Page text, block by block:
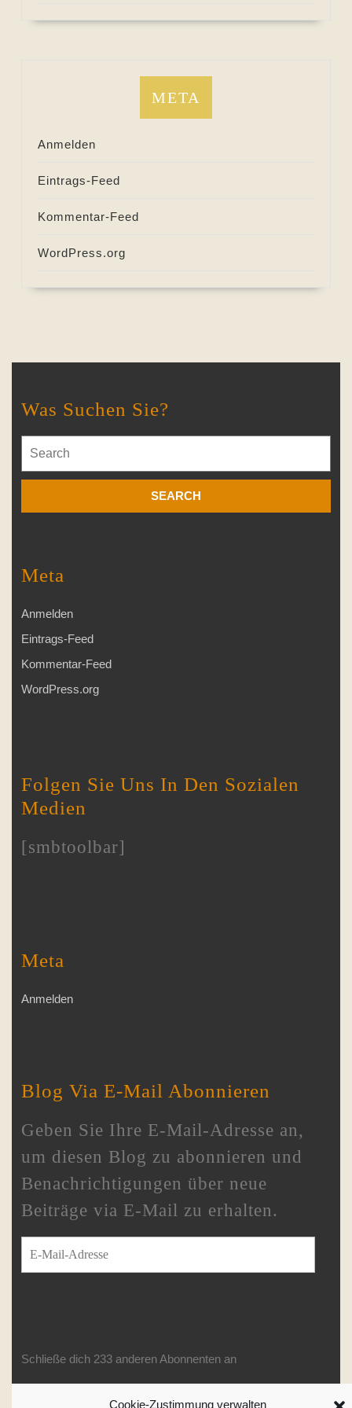
Cookie-Zustimmung verwalten
META
Anmelden
Eintrags-Feed
Kommentar-Feed
WordPress.org
Was Suchen Sie?
for:
Meta
Anmelden
Eintrags-Feed
Kommentar-Feed
WordPress.org
Folgen Sie Uns In Den Sozialen
Medien
[smbtoolbar]
Meta
Anmelden
Blog Via E-Mail Abonnieren
Geben Sie Ihre E-Mail-Adresse an,
um diesen Blog zu abonnieren und
Benachrichtigungen über neue
Beiträge via E-Mail zu erhalten.
E-Mail-Adresse
Schließe dich 233 anderen Abonnenten an